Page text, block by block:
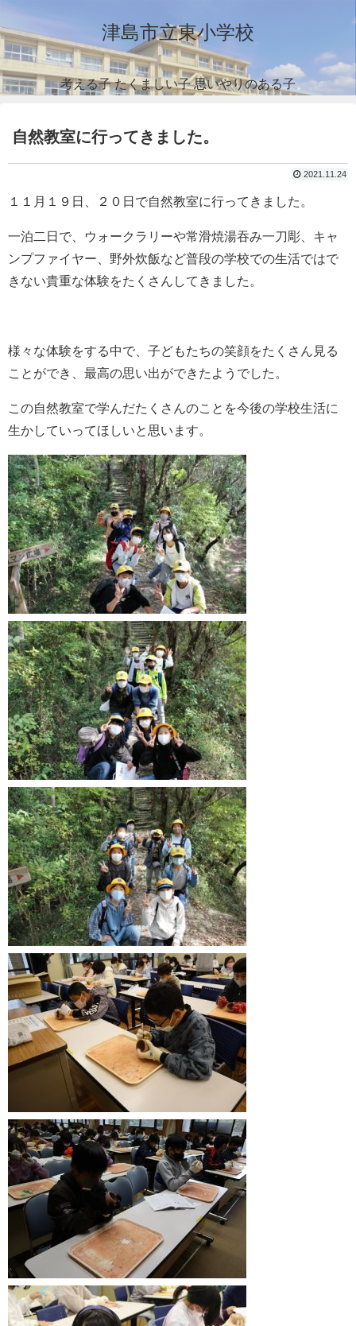
津島市立東小学校
考える子 たくましい子 思いやりのある子
自然教室に行ってきました。
2021.11.24
１１月１９日、２０日で自然教室に行ってきました。
一泊二日で、ウォークラリーや常滑焼湯吞み一刀彫、キャ
ンプファイヤー、野外炊飯など普段の学校での生活ではで
きない貴重な体験をたくさんしてきました。
様々な体験をする中で、子どもたちの笑顔をたくさん見る
ことができ、最高の思い出ができたようでした。
この自然教室で学んだたくさんのことを今後の学校生活に
生かしていってほしいと思います。